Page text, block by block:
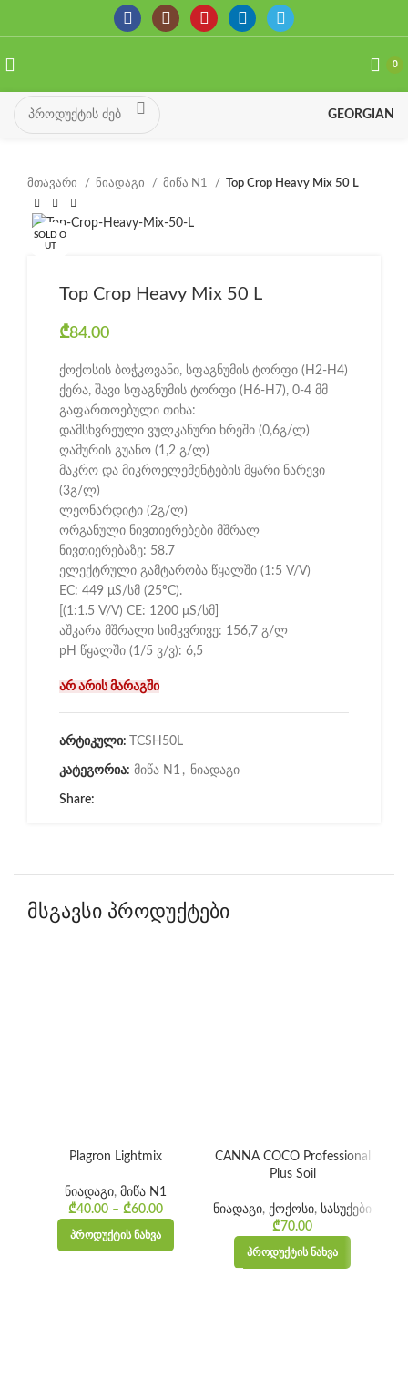
0
GEORGIAN
მთავარი ნიადაგი მიწა N1 Top Crop Heavy Mix 50 L
SOLD O
UT
Top Crop Heavy Mix 50 L
₾84.00
ქოქოსის ბოჭკოვანი, სფაგნუმის ტორფი (H2-H4)
ქერა, შავი სფაგნუმის ტორფი (H6-H7), 0-4 მმ
გაფართოებული თიხა:
დამსხვრეული ვულკანური ხრეში (0,6გ/ლ)
ღამურის გუანო (1,2 გ/ლ)
მაკრო და მიკროელემენტების მყარი ნარევი
(3გ/ლ)
ლეონარდიტი (2გ/ლ)
ორგანული ნივთიერებები მშრალ
ნივთიერებაზე: 58.7
ელექტრული გამტარობა წყალში (1:5 V/V)
EC: 449 μS/სმ (25ºC).
[(1:1.5 V/V) CE: 1200 μS/სმ]
აშკარა მშრალი სიმკვრივე: 156,7 გ/ლ
pH წყალში (1/5 ვ/ვ): 6,5
არ არის მარაგში
არტიკული: TCSH50L
კატეგორია: მიწა N1 , ნიადაგი
Share:
მსგავსი პროდუქტები
Plagron Lightmix
ნიადაგი, მიწა N1
₾40.00 – ₾60.00
ᲞᲠᲝᲓᲣᲥᲢᲘᲡ ᲜᲐᲮᲕᲐ
CANNA COCO Professional
Plus Soil
ნიადაგი, ქოქოსი, სასუქები
₾70.00
ᲞᲠᲝᲓᲣᲥᲢᲘᲡ ᲜᲐᲮᲕᲐ